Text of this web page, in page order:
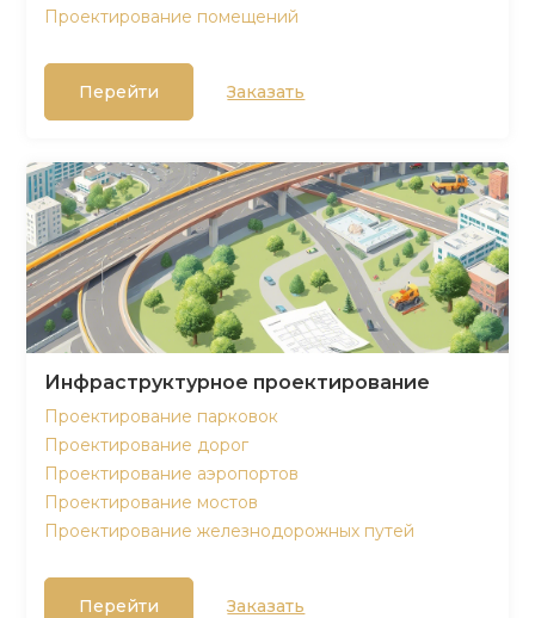
Проектирование помещений
Перейти Заказать
Инфраструктурное проектирование
Проектирование парковок
Проектирование дорог
Проектирование аэропортов
Проектирование мостов
Проектирование железнодорожных путей
Перейти Заказать